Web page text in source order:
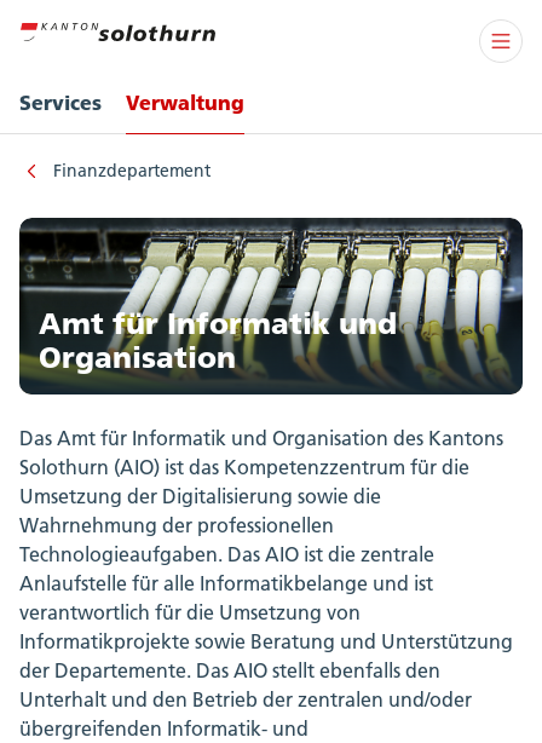
Services Verwaltung
Finanzdepartement
Amt für Informatik und
Organisation
Das Amt für Informatik und Organisation des Kantons
Solothurn (AIO) ist das Kompetenzzentrum für die
Umsetzung der Digitalisierung sowie die
Wahrnehmung der professionellen
Technologieaufgaben. Das AIO ist die zentrale
Anlaufstelle für alle Informatikbelange und ist
verantwortlich für die Umsetzung von
Informatikprojekte sowie Beratung und Unterstützung
der Departemente. Das AIO stellt ebenfalls den
Unterhalt und den Betrieb der zentralen und/oder
übergreifenden Informatik- und